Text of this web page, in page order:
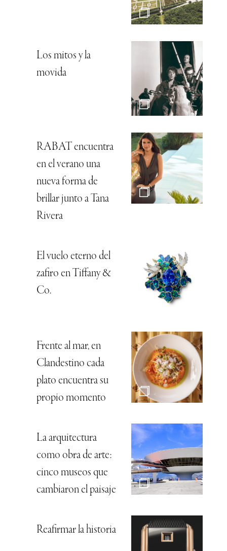
Los mitos y la
movida
RABAT encuentra
en el verano una
nueva forma de
brillar junto a Tana
Rivera
El vuelo eterno del
zafiro en Tiffany &
Co.
Frente al mar, en
Clandestino cada
plato encuentra su
propio momento
La arquitectura
como obra de arte:
cinco museos que
cambiaron el paisaje
Reafirmar la historia